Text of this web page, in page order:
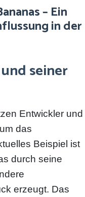
– Ein
in der
seiner
Entwickler und
das
Beispiel ist
durch seine
erzeugt. Das